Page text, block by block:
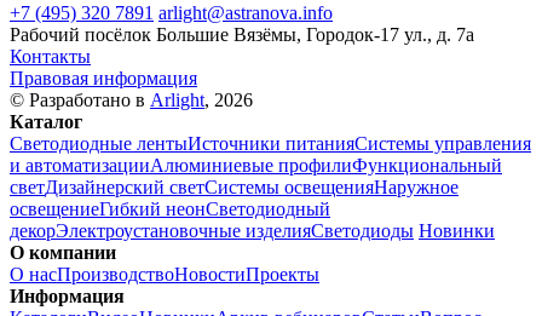
+7 (495) 320 7891 arlight@astranova.info
Рабочий посёлок Большие Вязёмы, Городок-17 ул., д. 7а
Контакты
Правовая информация
© Разработано в Arlight, 2026
Каталог
Светодиодные лентыИсточники питанияСистемы управления
и автоматизацииАлюминиевые профилиФункциональный
светДизайнерский светСистемы освещенияНаружное
освещениеГибкий неонСветодиодный
декорЭлектроустановочные изделияСветодиоды Новинки
О компании
О насПроизводствоНовостиПроекты
Информация